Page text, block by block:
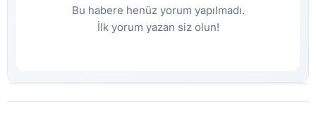
Bu habere henüz yorum yapılmadı.
İlk yorum yazan siz olun!